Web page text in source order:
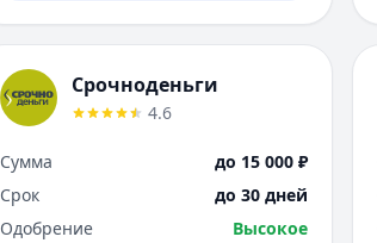
Срочноденьги
4.6
Сумма
до 15 000 ₽
Срок
до 30 дней
Одобрение
Высокое